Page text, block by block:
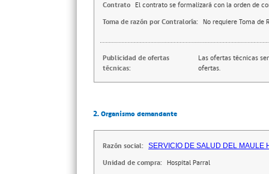
Contrato El contrato se formalizará con la orden de
Toma de razón por Contraloría: No requiere Toma de
Publicidad de ofertas
técnicas:
Las ofertas técnicas
ofertas.
2. Organismo demandante
Razón social: SERVICIO DE SALUD DEL MAULE
Unidad de compra: Hospital Parral